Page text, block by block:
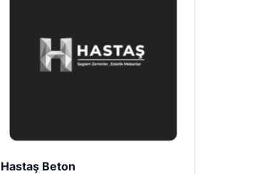
Enes Kaplan Avukatlık Bürosu